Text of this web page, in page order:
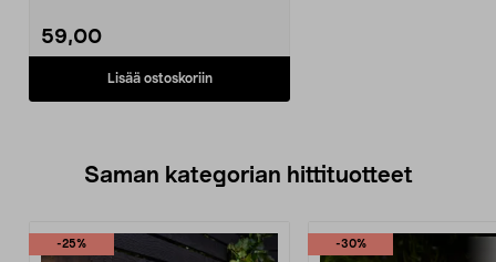
59,00
Lisää ostoskoriin
Saman kategorian hittituotteet
-25% -30%